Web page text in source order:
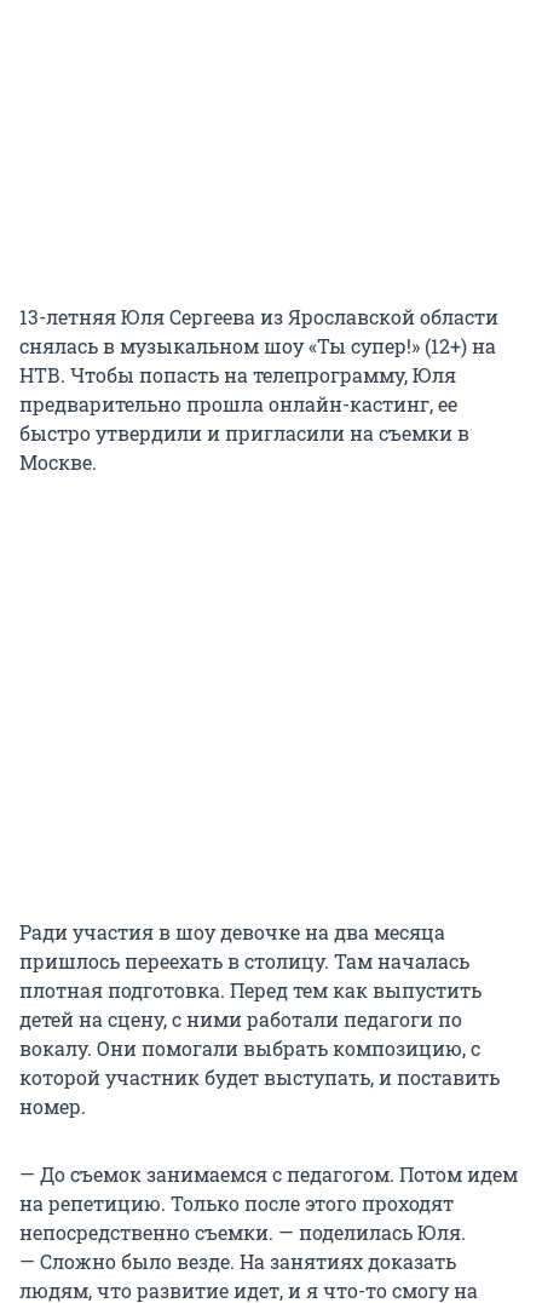
13-летняя Юля Сергеева из Ярославской области
снялась в музыкальном шоу «Ты супер!» (12+) на
НТВ. Чтобы попасть на телепрограмму, Юля
предварительно прошла онлайн-кастинг, ее
быстро утвердили и пригласили на съемки в
Москве.
Ради участия в шоу девочке на два месяца
пришлось переехать в столицу. Там началась
плотная подготовка. Перед тем как выпустить
детей на сцену, с ними работали педагоги по
вокалу. Они помогали выбрать композицию, с
которой участник будет выступать, и поставить
номер.
— До съемок занимаемся с педагогом. Потом идем
на репетицию. Только после этого проходят
непосредственно съемки. — поделилась Юля.
— Сложно было везде. На занятиях доказать
людям, что развитие идет, и я что-то смогу на